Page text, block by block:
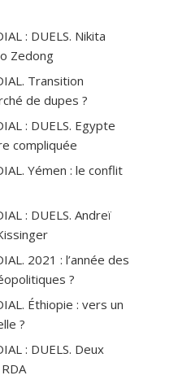
: DUELS. Nikita
Zedong
Transition
de dupes ?
: DUELS. Egypte
compliquée
Yémen : le conflit
: DUELS. Andreï
2021 : l’année des
?
Éthiopie : vers un
?
: DUELS. Deux